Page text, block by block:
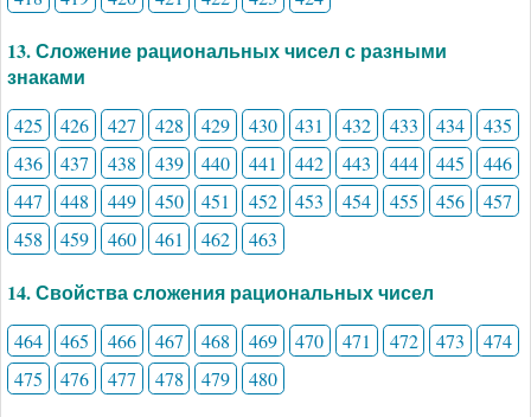
13. Сложение рациональных чисел с разными
знаками
425 426 427 428 429 430 431 432 433 434
435
436
437 438 439 440 441 442 443 444 445
446
447
448 449 450 451 452 453 454 455 456
457
458
459 460 461 462 463
14. Свойства сложения рациональных чисел
464 465 466 467 468 469 470 471 472 473
474
475
476 477 478 479 480